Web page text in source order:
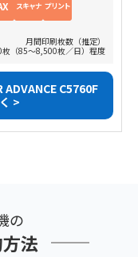
スキャナ プリント
月間印刷枚数（推定）
（85～8,500枚／日）程度
C5760F
>
の
法